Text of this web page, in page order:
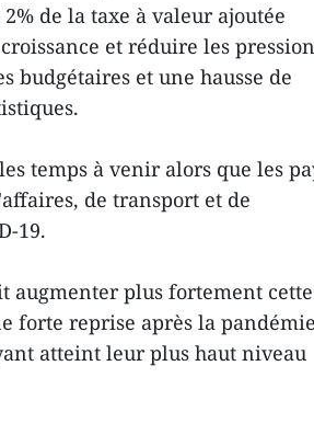
de la taxe à valeur ajoutée
et réduire les
et une hausse de
temps à venir alors que les
de transport et de
19.
augmenter plus fortement cette
forte reprise après la
atteint leur plus haut niveau